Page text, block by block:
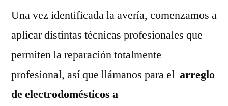
Una vez identificada la avería, comenzamos a
aplicar distintas técnicas profesionales que
permiten la reparación totalmente
profesional, así que llámanos para el arreglo
de electrodomésticos a